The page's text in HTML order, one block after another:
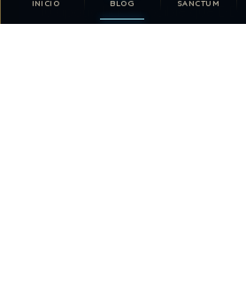
INICIO BLOG SANCTUM
Tu apoyo hace posible que